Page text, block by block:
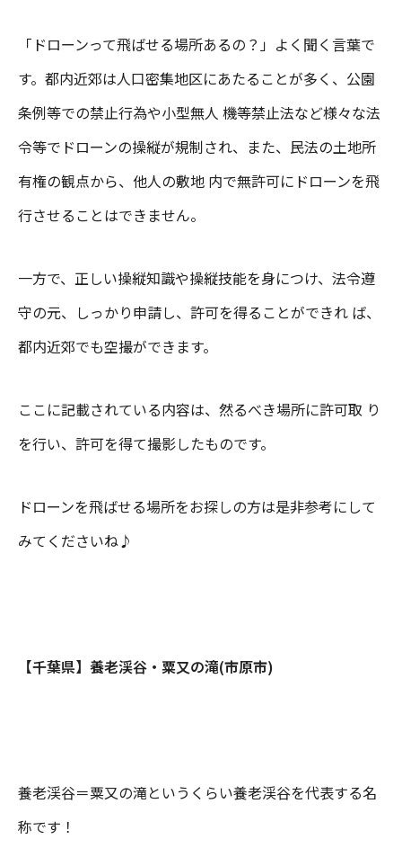
「ドローンって飛ばせる場所あるの？」よく聞く言葉で
す。都内近郊は人口密集地区にあたることが多く、公園
条例等での禁止行為や小型無人 機等禁止法など様々な法
令等でドローンの操縦が規制され、また、民法の土地所
有権の観点から、他人の敷地 内で無許可にドローンを飛
行させることはできません。
一方で、正しい操縦知識や操縦技能を身につけ、法令遵
守の元、しっかり申請し、許可を得ることができれ ば、
都内近郊でも空撮ができます。
ここに記載されている内容は、然るべき場所に許可取 り
を行い、許可を得て撮影したものです。
ドローンを飛ばせる場所をお探しの方は是非参考にして
みてくださいね♪
【千葉県】養老渓谷・粟又の滝(市原市)
養老渓谷＝粟又の滝というくらい養老渓谷を代表する名
称です！